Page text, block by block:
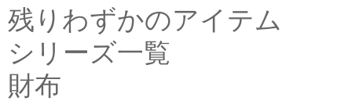
残りわずかのアイテム
シリーズ一覧
財布